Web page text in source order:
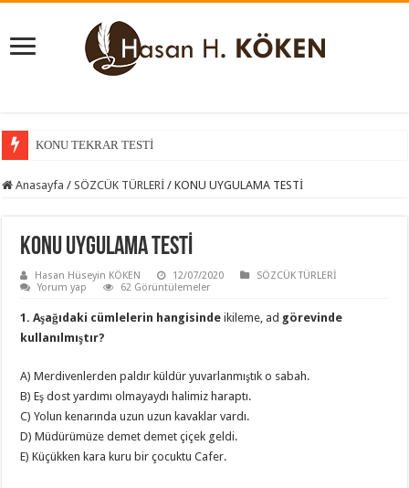
KONU TEKRAR TESTİ
KONU KAVRAMA TESTİ
Anasayfa / SÖZCÜK TÜRLERİ / KONU UYGULAMA TESTİ
KONU UYGULAMA TESTİ
Hasan Hüseyin KÖKEN 12/07/2020
SÖZCÜK TÜRLERİ
Yorum yap
62 Görüntülemeler
1. Aşağıdaki cümlelerin hangisinde ikileme, ad görevinde
kullanılmıştır?
A) Merdivenlerden paldır küldür yuvarlanmıştık o sabah.
B) Eş dost yardımı olmayaydı halimiz haraptı.
C) Yolun kenarında uzun uzun kavaklar vardı.
D) Müdürümüze demet demet çiçek geldi.
E) Küçükken kara kuru bir çocuktu Cafer.